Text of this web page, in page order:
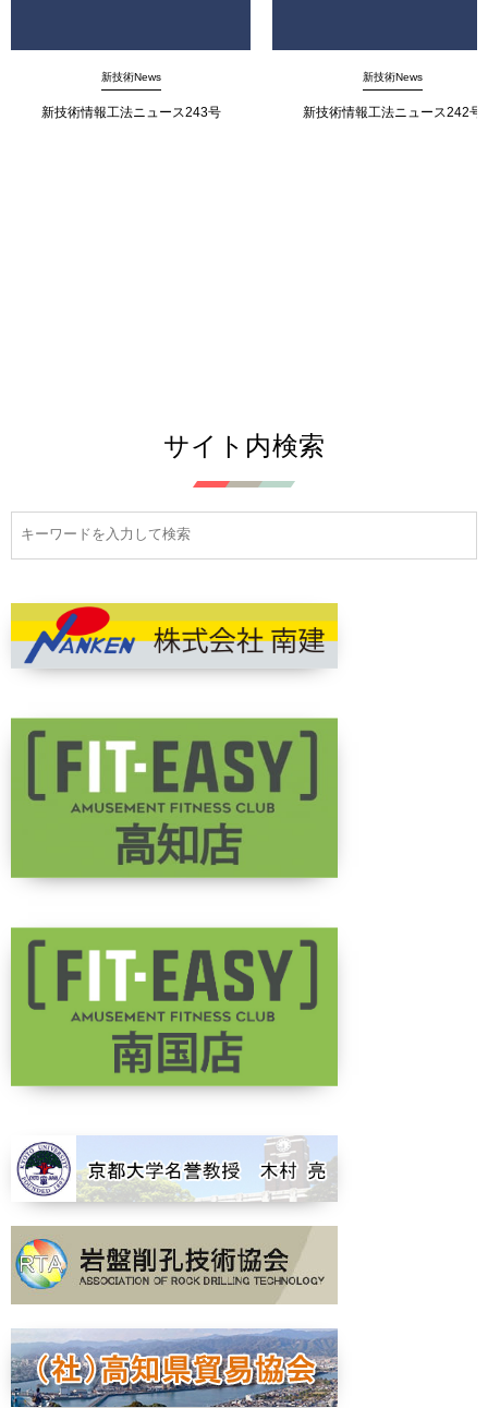
新技術News
新技術情報工法ニュース243号
新技術News
新技術情報工法ニュース242号
サイト内検索